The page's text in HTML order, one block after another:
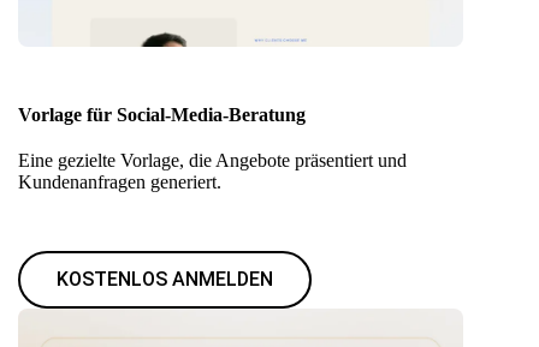
Vorlage für Social-Media-Beratung
Eine gezielte Vorlage, die Angebote präsentiert und
Kundenanfragen generiert.
KOSTENLOS ANMELDEN